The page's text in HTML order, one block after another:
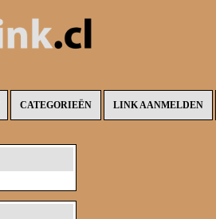
CATEGORIEËN LINK AANMELDEN